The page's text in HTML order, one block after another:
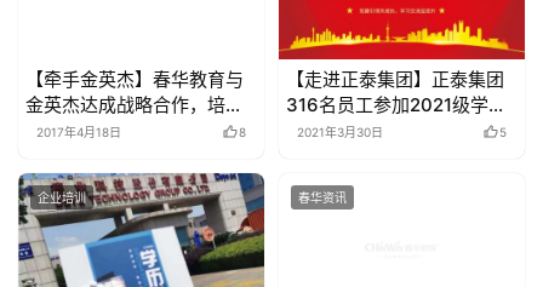
【牵手金英杰】春华教育与
金英杰达成战略合作，培养
职业医师人才
2017年4月18日 8
【走进正泰集团】正泰集团
316名员工参加2021级学历
进修
2021年3月30日 5
企业培训 春华资讯